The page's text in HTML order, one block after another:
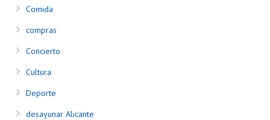
Comida
compras
Concierto
Cultura
Deporte
desayunar Alicante